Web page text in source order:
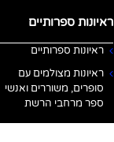
ראיונות ספרותיים
ראיונות ספרותיים
ראיונות מצולמים עם
סופרים, משוררים ואנשי
ספר מרחבי הרשת